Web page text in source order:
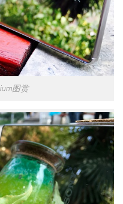
图赏